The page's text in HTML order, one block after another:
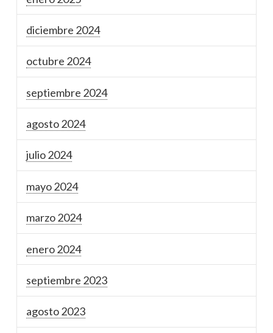
diciembre 2024
octubre 2024
septiembre 2024
agosto 2024
julio 2024
mayo 2024
marzo 2024
enero 2024
septiembre 2023
agosto 2023